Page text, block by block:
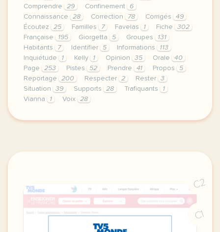
Comprendre
29 Confinement
6
Connaissance
28 Correction 78 Corrigés
49
Écoutez
25 Familles 7 Favelas 1 Fiche
302
Française
195 Giorgetta 5 Groupes
131
Habitants
7 Identifier 5 Informations
113
Inquiétude
1 Kelly 1 Opinion 35 Orale
40
Page
253 Pistes 52 Prendre 41 Propos
5
Reportage
200 Respecter 2 Rester
3
Situation
39 Supports 28 Trafiquants
1
Vianna
1 Voix 28
le respect de votre vie privee est une priorite
C2
C1